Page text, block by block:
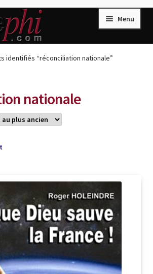
Menu
Randa
identifiés “réconciliation nationale”
nationale